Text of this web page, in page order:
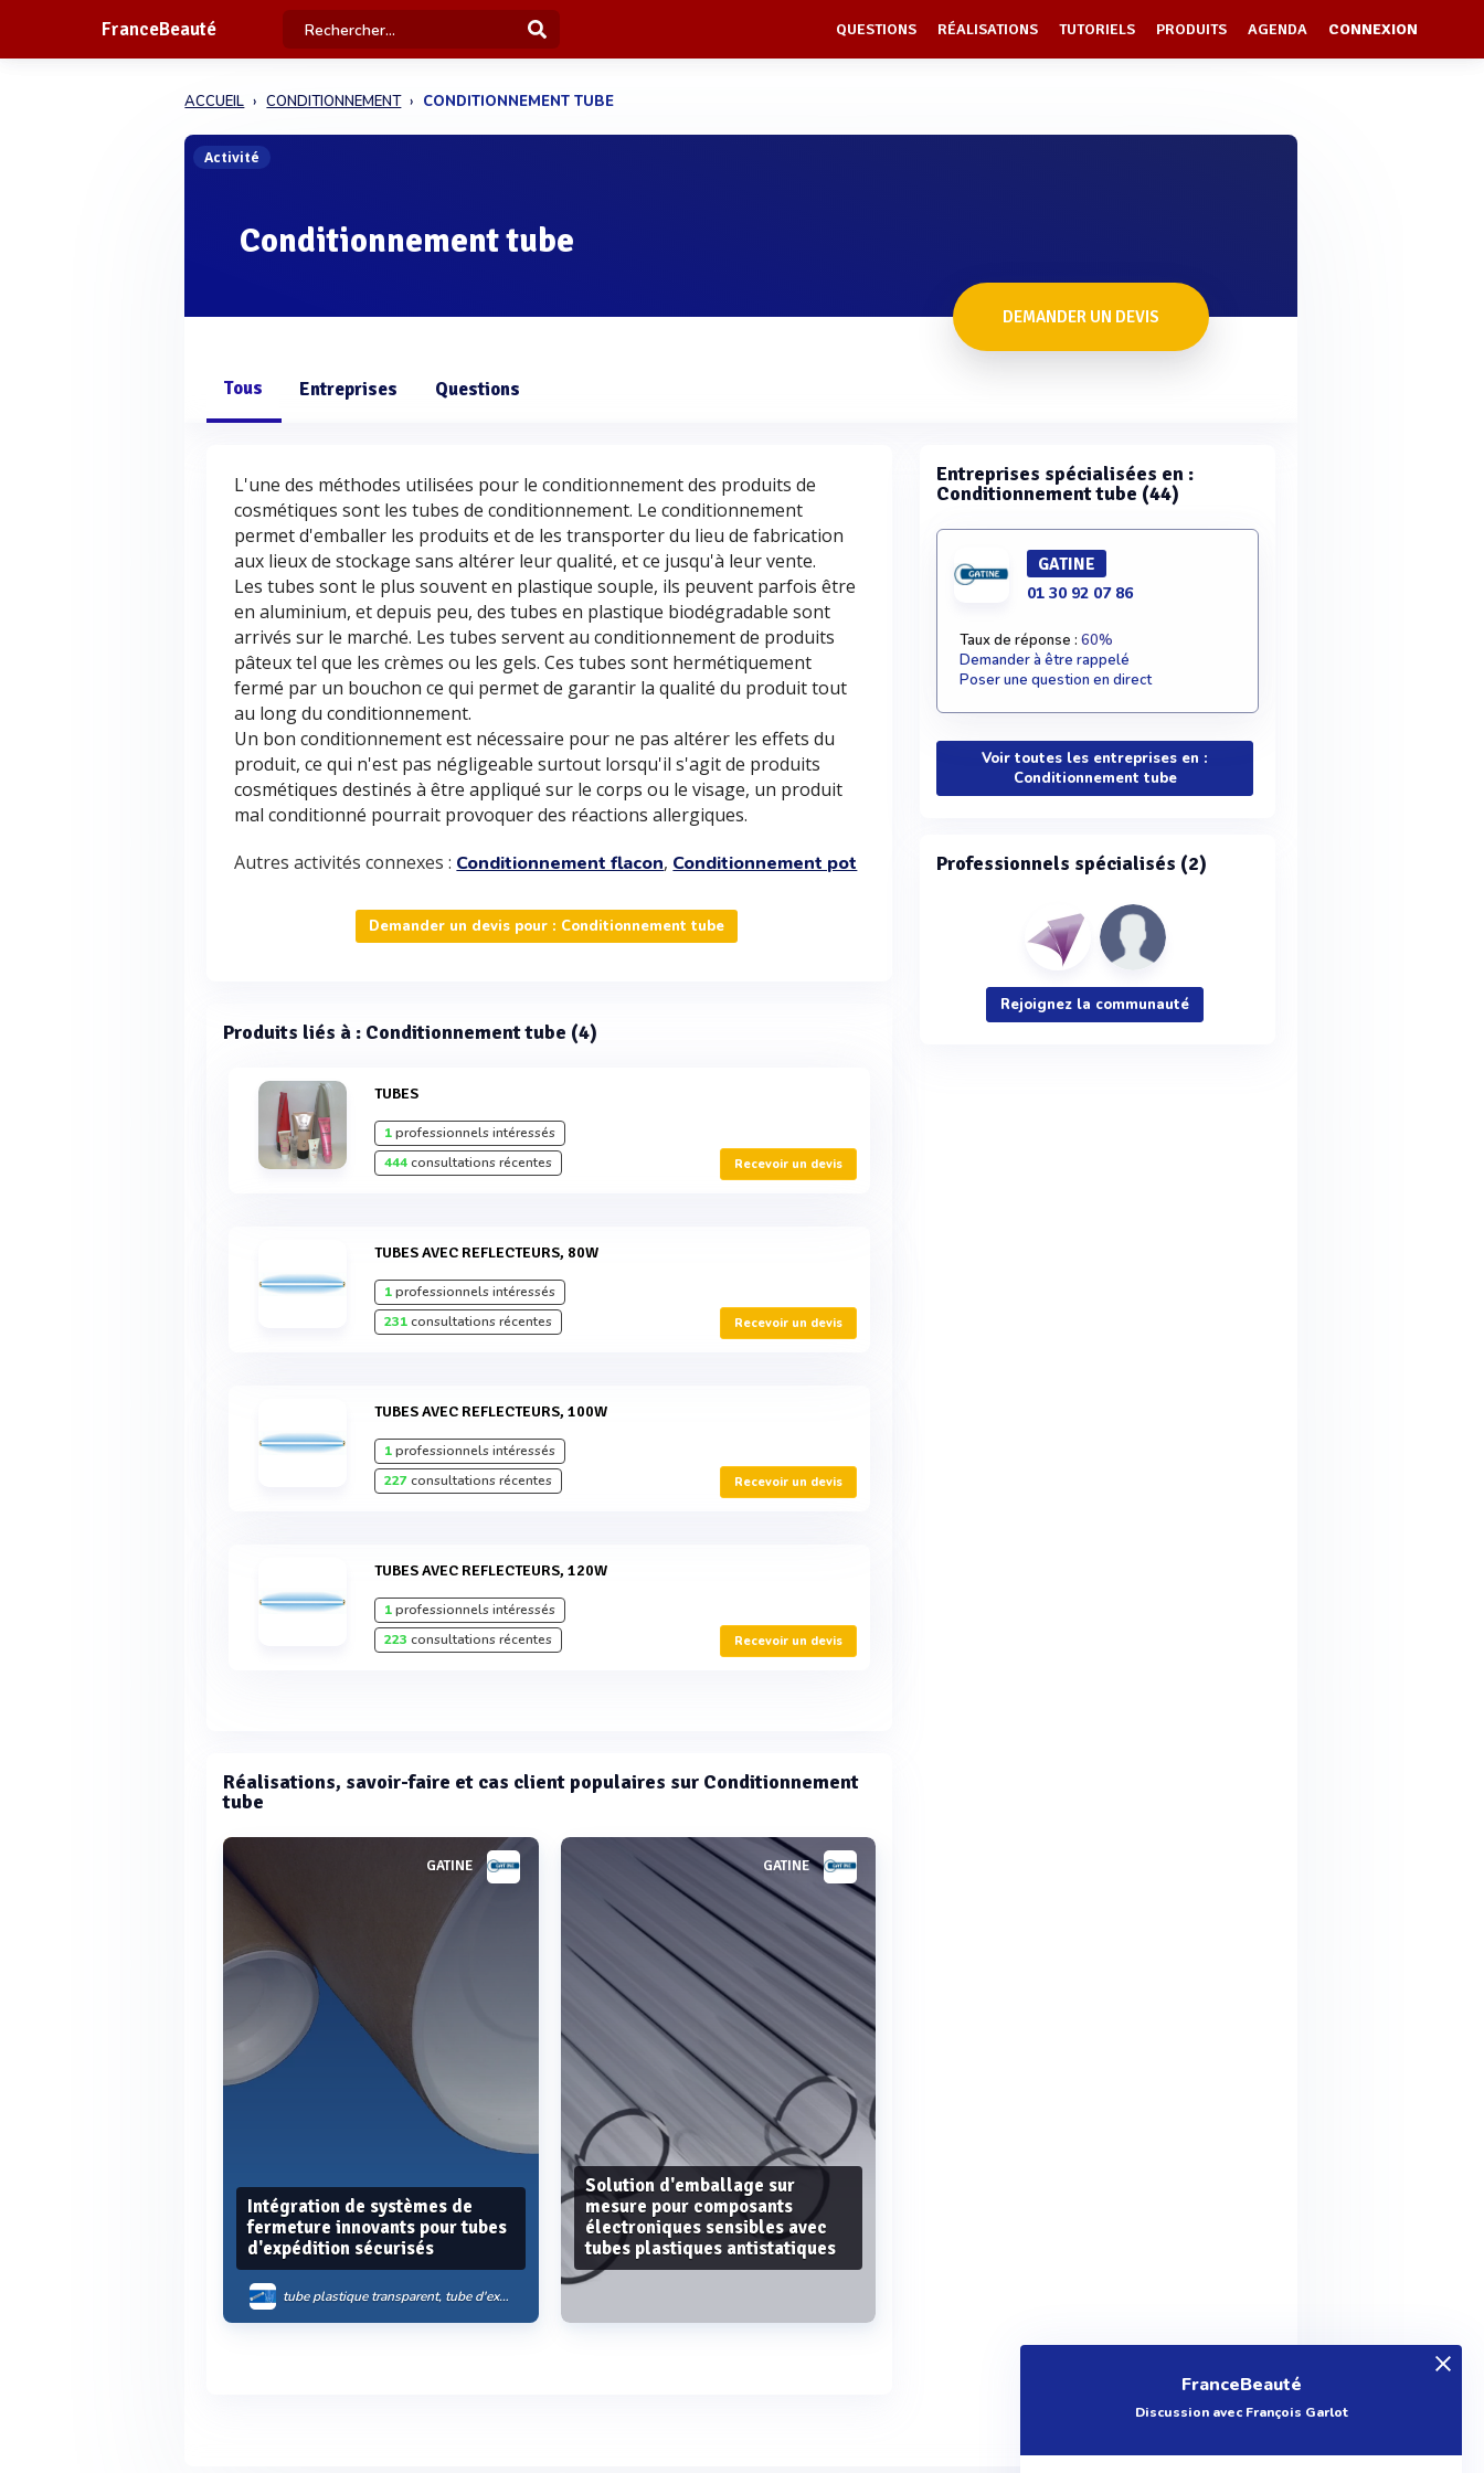
FranceBeauté QUESTIONS RÉALISATIONS TUTORIELS PRODUITS AGENDA CONNEXION
ACCUEIL CONDITIONNEMENT CONDITIONNEMENT TUBE
Activité
Conditionnement tube
DEMANDER UN DEVIS
Tous Entreprises Questions
L'une des méthodes utilisées pour le conditionnement des produits de
cosmétiques sont les tubes de conditionnement. Le conditionnement
permet d'emballer les produits et de les transporter du lieu de fabrication
aux lieux de stockage sans altérer leur qualité, et ce jusqu'à leur vente.
Les tubes sont le plus souvent en plastique souple, ils peuvent parfois être
en aluminium, et depuis peu, des tubes en plastique biodégradable sont
arrivés sur le marché. Les tubes servent au conditionnement de produits
pâteux tel que les crèmes ou les gels. Ces tubes sont hermétiquement
fermé par un bouchon ce qui permet de garantir la qualité du produit tout
au long du conditionnement.
Un bon conditionnement est nécessaire pour ne pas altérer les effets du
produit, ce qui n'est pas négligeable surtout lorsqu'il s'agit de produits
cosmétiques destinés à être appliqué sur le corps ou le visage, un produit
mal conditionné pourrait provoquer des réactions allergiques.
Autres activités connexes : Conditionnement flacon, Conditionnement pot
Demander un devis pour : Conditionnement tube
Produits liés à : Conditionnement tube (4)
TUBES
1professionnels intéressés
444consultations récentes Recevoir un devis
TUBES AVEC REFLECTEURS, 80W
1professionnels intéressés
231consultations récentes Recevoir un devis
TUBES AVEC REFLECTEURS, 100W
1professionnels intéressés
227consultations récentes Recevoir un devis
TUBES AVEC REFLECTEURS, 120W
1professionnels intéressés
223 consultations récentes Recevoir un devis
Réalisations, savoir-faire et cas client populaires sur Conditionnement
tube
GATINE
Intégration de systèmes de
fermeture innovants pour tubes
d'expédition sécurisés
tube plastique transparent, tube d'expedition
GATINE
Solution d'emballage sur
mesure pour composants
électroniques sensibles avec
tubes plastiques antistatiques
Entreprises spécialisées en :
Conditionnement tube (44)
GATINE
01 30 92 07 86
Taux de réponse : 60%
Demander à être rappelé
Poser une question en direct
Voir toutes les entreprises en :
Conditionnement tube
Professionnels spécialisés (2)
Rejoignez la communauté
FranceBeauté
Discussion avec François Garlot